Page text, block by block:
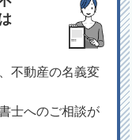
不動産の名義変
士へのご相談が